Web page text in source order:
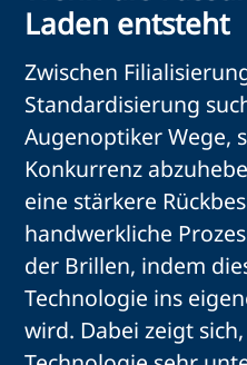
Laden entsteht
Zwischen
Standardisierung
Augenoptiker Wege,
Konkurrenz
eine stärkere
handwerkliche
der Brillen, indem
Technologie ins
wird. Dabei zeigt